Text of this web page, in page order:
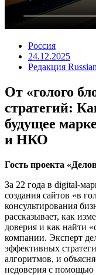
Россия
24.12.2025
Редакция
От «голого
стратегий:
будущее
и НКО
Гость проекта
За 22 года в digital-
создания сайтов «в
консультирования
рассказывает, как
доверия и как найти
компании. Эксперт
эффективных
алгоритмов, и
недоверия с помощью